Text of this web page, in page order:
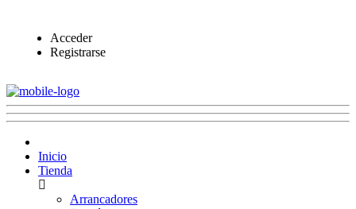
Acceder
Registrarse
Inicio
Tienda
Arrancadores